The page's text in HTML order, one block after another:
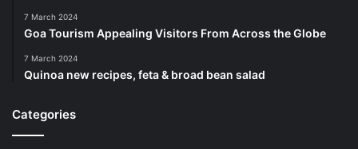
7 March 2024
Goa Tourism Appealing Visitors From Across the Globe
7 March 2024
Quinoa new recipes, feta & broad bean salad
Categories